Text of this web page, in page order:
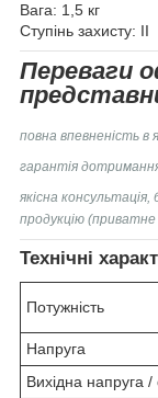
Вага: 1,5 кг
Ступінь захисту: II
Переваги
повна впевненість в
гарантія
якісна
продукцію
Технічні
Потужність
Напруга
Вихідна напруга /